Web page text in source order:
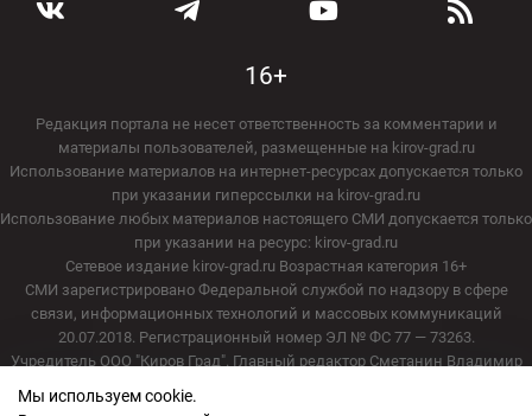
16+
Редакция портала не несет ответственность за комментарии и
материалы пользователей, размещенные на kirov-grad.ru
Использование материалов на интернет-ресурсах допускается только
при указании гиперссылки на kirov-grad.ru
Использование любых материалов настоящего СМИ допускается только
при указании на ресурс: kirov-grad.ru
Сетевое издание kirov-grad.ru Возрастная категория 16+
СМИ зарегистрировано Федеральной службой по надзору в сфере
связи, информационных технологий и массовых коммуникаций
20.07.2018. Регистрационный номер ЭЛ № ФС 77 — 73263.
Учредитель ООО "Киров Град". Главный редактор Сметанин Владимир
Мы используем cookie.